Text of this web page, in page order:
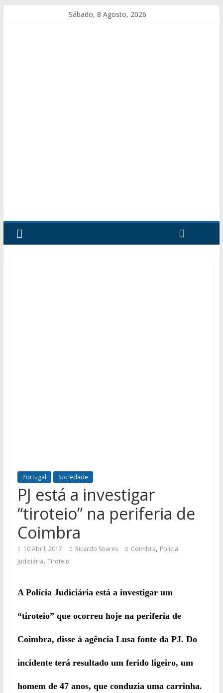
Sábado, 8 Agosto, 2026
Portugal Sociedade
PJ está a investigar
“tiroteio” na periferia de
Coimbra
10 Abril, 2017 Ricardo Soares Coimbra, Polícia
Judiciária, Tiroteio
A Polícia Judiciária está a investigar um
“tiroteio” que ocorreu hoje na periferia de
Coimbra, disse à agência Lusa fonte da PJ. Do
incidente terá resultado um ferido ligeiro, um
homem de 47 anos, que conduzia uma carrinha.